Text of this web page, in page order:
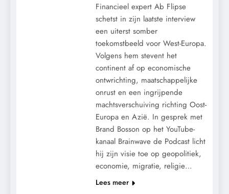
Financieel expert Ab Flipse
schetst in zijn laatste interview
een uiterst somber
toekomstbeeld voor West-Europa.
Volgens hem stevent het
continent af op economische
ontwrichting, maatschappelijke
onrust en een ingrijpende
machtsverschuiving richting Oost-
Europa en Azië. In gesprek met
Brand Bosson op het YouTube-
kanaal Brainwave de Podcast licht
hij zijn visie toe op geopolitiek,
economie, migratie, religie…
Lees meer